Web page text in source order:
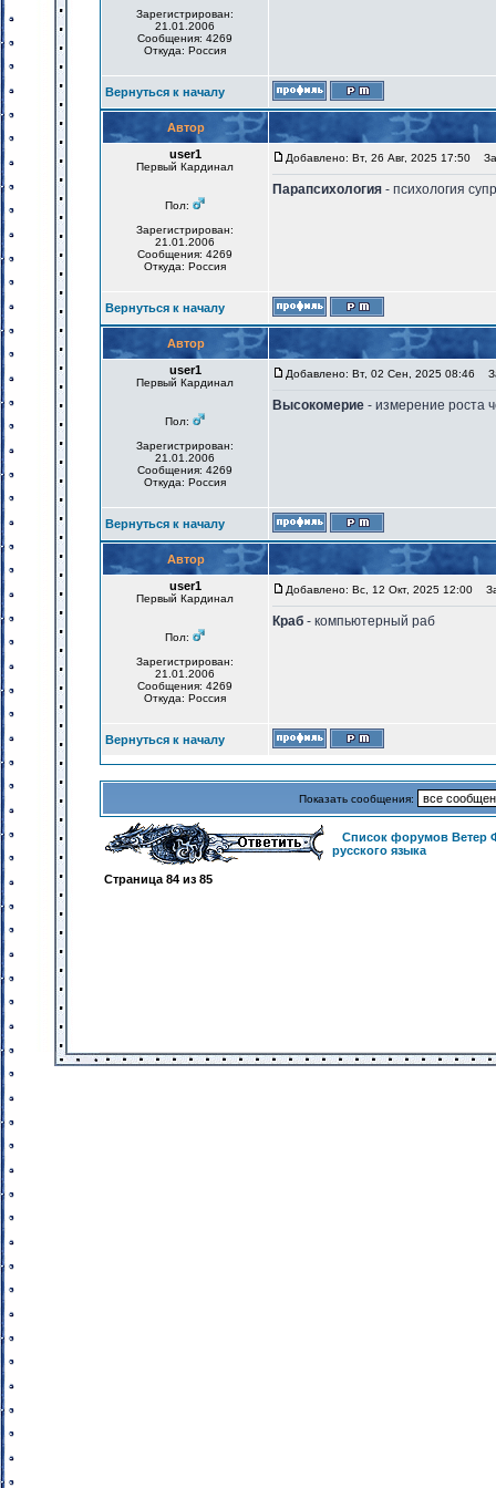
Зарегистрирован:
21.01.2006
Сообщения: 4269
Откуда: Россия
Вернуться к началу
Автор
user1
Первый Кардинал
Пол:
Зарегистрирован:
21.01.2006
Сообщения: 4269
Откуда: Россия
Добавлено: Вт, 26 Авг, 2025 17:50
Парапсихология - психология
Вернуться к началу
Автор
user1
Первый Кардинал
Пол:
Зарегистрирован:
21.01.2006
Сообщения: 4269
Откуда: Россия
Добавлено: Вт, 02 Сен, 2025 08:46
Высокомерие - измерение роста
Вернуться к началу
Автор
user1
Первый Кардинал
Пол:
Зарегистрирован:
21.01.2006
Сообщения: 4269
Откуда: Россия
Добавлено: Вс, 12 Окт, 2025 12:00
Краб - компьютерный раб
Вернуться к началу
Показать сообщения:
Список форумов Ветер
русского языка
Страница 84 из 85